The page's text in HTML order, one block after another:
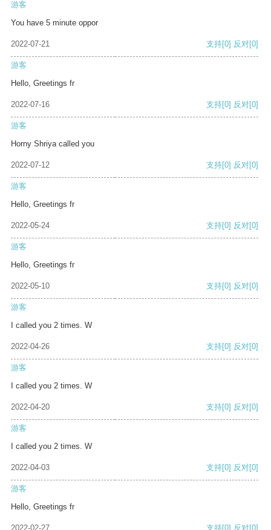
游客
You have 5 minute oppor
2022-07-21 支持[0] 反对[0]
游客
Hello, Greetings fr
2022-07-16 支持[0] 反对[0]
游客
Horny Shriya called you
2022-07-12 支持[0] 反对[0]
游客
Hello, Greetings fr
2022-05-24 支持[0] 反对[0]
游客
Hello, Greetings fr
2022-05-10 支持[0] 反对[0]
游客
I called you 2 times. W
2022-04-26 支持[0] 反对[0]
游客
I called you 2 times. W
2022-04-20 支持[0] 反对[0]
游客
I called you 2 times. W
2022-04-03 支持[0] 反对[0]
游客
Hello, Greetings fr
2022-02-27 支持[0] 反对[0]